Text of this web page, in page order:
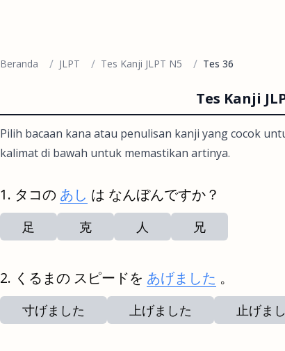
Beranda / JLPT / Tes Kanji JLPT N5 / Tes 36
Tes Kanji
Pilih bacaan kana atau penulisan kanji yang cocok
kalimat di bawah untuk memastikan artinya.
タコの あし は なんぼんですか？
足 克 人 兄
くるまの スピードを あげました 。
寸げました 上げました 止げま